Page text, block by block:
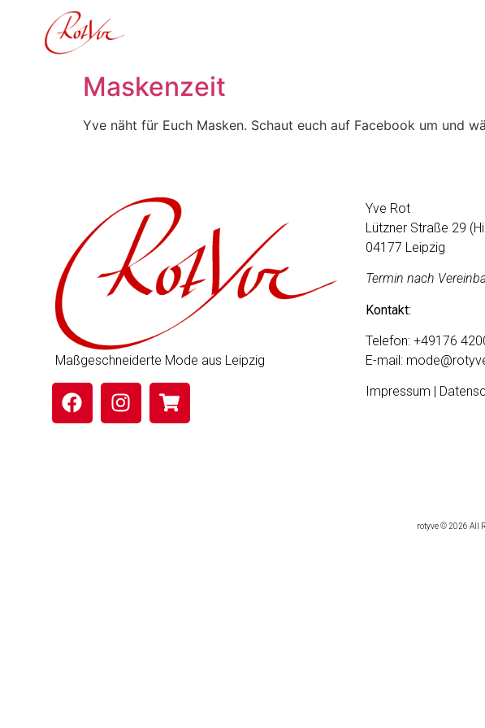
springen
Maskenzeit
Yve näht für Euch Masken. Schaut euch auf Facebook um und
Maßgeschneiderte Mode aus Leipzig
Yve Rot
Lützner Straße 29
04177 Leipzig
Termin nach
Kontakt:
Telefon: +49176
E-mail:
Impressum |
rotyve © 2026 All